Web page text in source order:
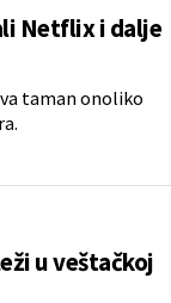
Netflix i dalje
taman onoliko
u veštačkoj